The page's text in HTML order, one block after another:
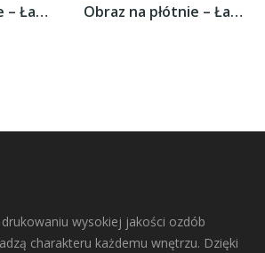
Obraz na płótnie – Ławka pod dębem –... Obraz na płótnie – Ławka pod dębem –...
wysokiej jakości ozdób
charakteru każdemu wnętrzu. Dzięki